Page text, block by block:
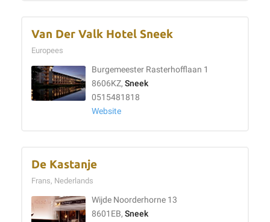
Van Der Valk Hotel Sneek
Europees
Burgemeester Rasterhofflaan 1
8606KZ, Sneek
0515481818
Website
De Kastanje
Frans, Nederlands
Wijde Noorderhorne 13
8601EB, Sneek